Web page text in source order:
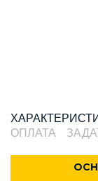
ОПЛАТА